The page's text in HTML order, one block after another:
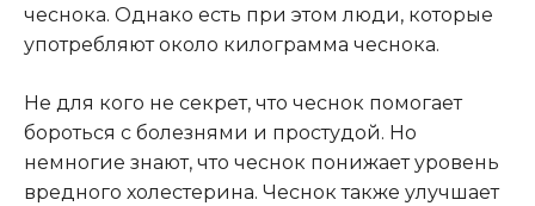
чеснока. Однако есть при этом люди, которые
употребляют около килограмма чеснока.
Не для кого не секрет, что чеснок помогает
бороться с болезнями и простудой. Но
немногие знают, что чеснок понижает уровень
вредного холестерина. Чеснок также улучшает